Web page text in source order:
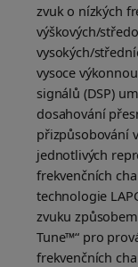
zvuk o nízkých
výškových/
vysokých/
vysoce
signálů (DSP)
dosahování
přizpůsobování
jednotlivých
frekvenčních
technologie
zvuku
Tune™“ pro
frekvenčních